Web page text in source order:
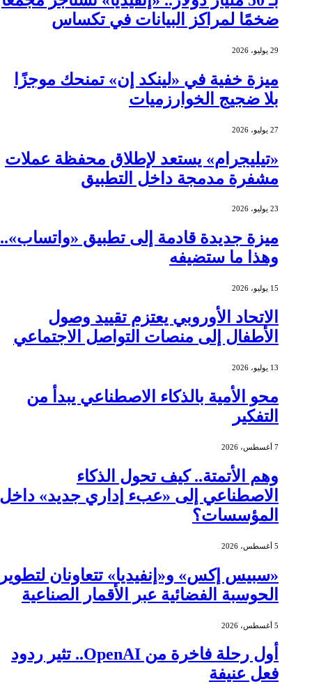
ضخمًا لمراكز البيانات في تكساس
29 يوليو، 2026
ميزة خفية في «لينكد إن» تمنحك موجزًا
بلا ضجيج الخوارزميات
27 يوليو، 2026
«تيليجرام» يستعد لإطلاق محفظة عملات
مشفرة مدمجة داخل التطبيق
23 يوليو، 2026
ميزة جديدة قادمة إلى تطبيق «واتساب»..
وهذا ما ستضيفه
15 يوليو، 2026
الاتحاد الأوروبي يعتزم تقييد وصول
الأطفال إلى منصات التواصل الاجتماعي
13 يوليو، 2026
محو الأمية بالذكاء الاصطناعي يبدأ من
التفكير
7 أغسطس، 2026
وهم الأتمتة.. كيف تحول الذكاء
الاصطناعي إلى «عبء إداري جديد» داخل
المؤسسات؟
5 أغسطس، 2026
«سبيس إكس» و«إنفيديا» تتعاونان لتطوير
الحوسبة الفضائية عبر الأقمار الصناعية
5 أغسطس، 2026
أول رحلة فاخرة من OpenAI.. تثير ردود
فعل عنيفة